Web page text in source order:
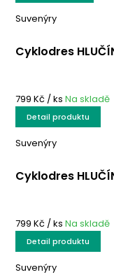
Suvenýry
Cyklodres
799 Kč / ks Na skladě
Detail produktu
Suvenýry
Cyklodres
799 Kč / ks Na skladě
Detail produktu
Suvenýry